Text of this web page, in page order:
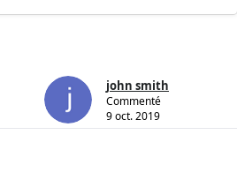
john smith
Commenté
9 oct. 2019